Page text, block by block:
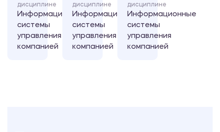
дисциплине
Информационные
системы
управления
компанией
дисциплине
Информационные
системы
управления
компанией
дисциплине
Информационные
системы
управления
компанией